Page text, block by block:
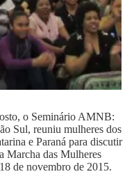
o Seminário AMNB:
Sul, reuniu mulheres dos
e Paraná para discutir
Marcha das Mulheres
de novembro de 2015.